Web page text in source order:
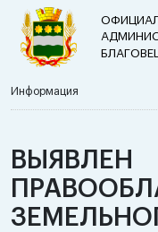
Информация
ВЫЯВЛЕН